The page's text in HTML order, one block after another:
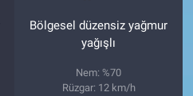
Bölgesel düzensiz yağmur
yağışlı
Nem: %70
Rüzgar: 12 km/h